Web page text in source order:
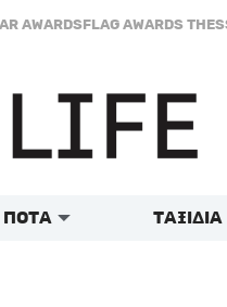
AWARDSFLAG AWARDS
ΠΟΤΑ ΤΑΞΙΔΙΑ